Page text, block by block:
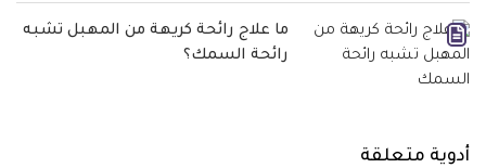
ما علاج رائحة كريهة من المهبل تشبه
رائحة السمك؟
أدوية متعلقة